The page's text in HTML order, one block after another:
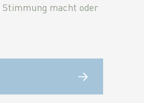
Stimmung macht oder